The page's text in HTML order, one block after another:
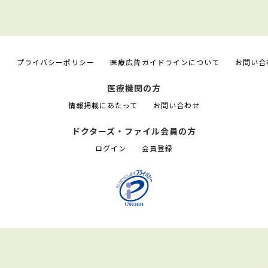
プライバシーポリシー 医療広告ガイドラインについて お問い合
医療機関の方
情報掲載にあたって お問い合わせ
ドクターズ・ファイル会員の方
ログイン 会員登録